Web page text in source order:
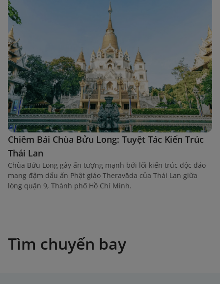
Chiêm Bái Chùa Bửu Long: Tuyệt Tác Kiến Trúc
Thái Lan
Chùa Bửu Long gây ấn tượng mạnh bởi lối kiến trúc độc đáo
mang đậm dấu ấn Phật giáo Theravāda của Thái Lan giữa
lòng quận 9, Thành phố Hồ Chí Minh.
Tìm chuyến bay